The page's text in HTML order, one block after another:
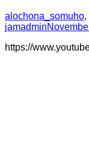
alochona_somuho,
jamadmin
https://